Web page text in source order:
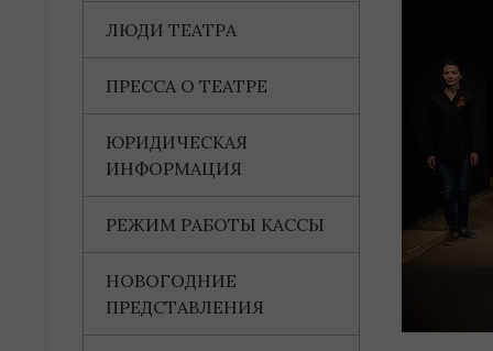
ЛЮДИ ТЕАТРА
ПРЕССА О ТЕАТРЕ
ЮРИДИЧЕСКАЯ
ИНФОРМАЦИЯ
РЕЖИМ РАБОТЫ КАССЫ
НОВОГОДНИЕ
ПРЕДСТАВЛЕНИЯ